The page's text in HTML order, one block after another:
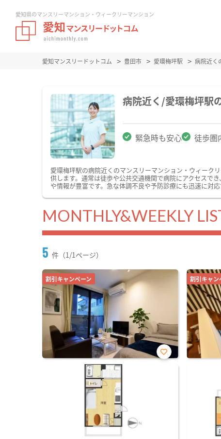
愛知県のマンスリーマンション・ウィークリーマンション
愛知マンスリードットコム 豊田市 愛環梅坪駅 病院近く
病院近く/愛環梅坪駅
緊急時も安心 徒歩圏
愛環梅坪駅の病院近くのマンスリーマンション・ウィーク
供します。通常は徒歩や公共交通機関で病院にアクセスで
や情報が豊富です。急な体調不良や予防診療にも迅速に対
MONTHLY&WEEKLY
5 件（1/1ページ）
割引キャンペーン
お気
割引キャン